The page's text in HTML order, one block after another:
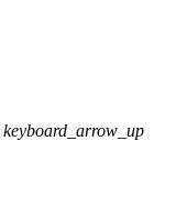
keyboard_arrow_up